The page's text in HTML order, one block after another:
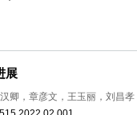
展
卿，章彦文，王玉丽，刘昌孝